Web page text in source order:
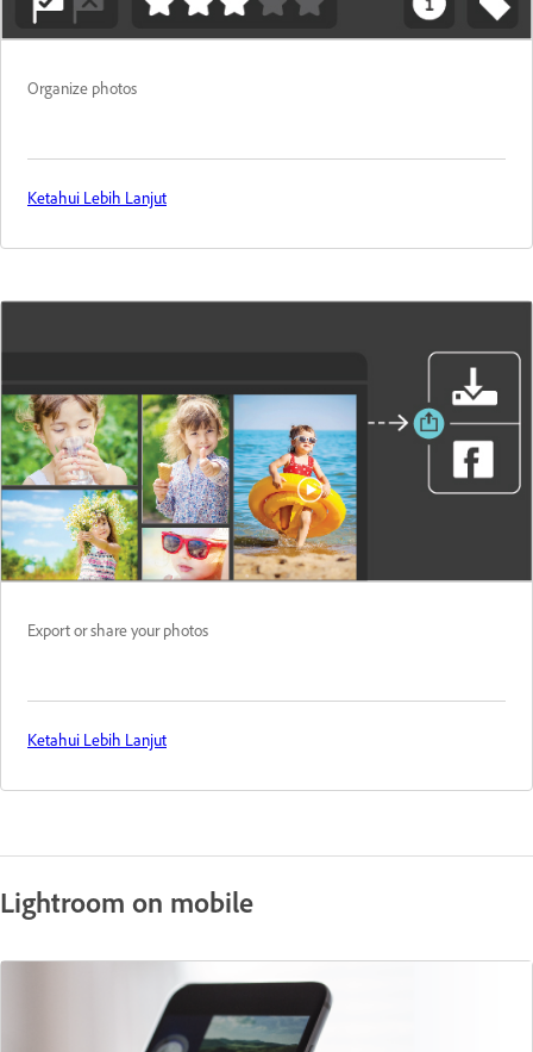
Organize photos
Ketahui Lebih Lanjut
Export or share your photos
Ketahui Lebih Lanjut
Lightroom on mobile